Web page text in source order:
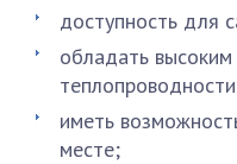
доступность для
обладать
иметь
месте;